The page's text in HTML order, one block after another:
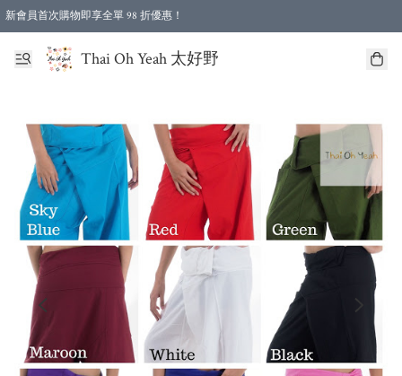
新會員首次購物即享全單 98 折優惠！
特選會員可享全單低至 96 折優惠！
Thai Oh Yeah 太好野